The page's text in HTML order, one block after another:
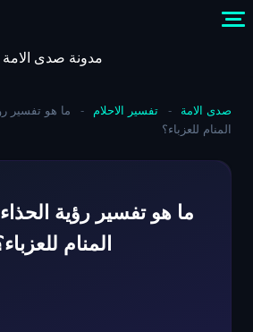
content
مدونة صدى الامة
صدى الامة - تفسير الاحلام -
ما هو تفسير
المنام للعزباء؟
ما هو تفسير رؤية
المنام